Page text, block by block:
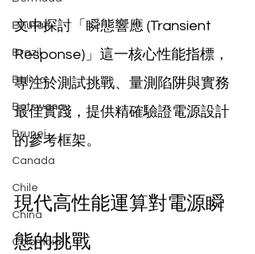
Bhutan
Brazil
Bolivia
Botswana
Brunei
Canada
Chile
China
Colombia
文中探討「瞬態響應 (Transient
Response)」這一核心性能指標，
專注於測試挑戰、量測陷阱與實務
最佳實踐，提供精確驗證電源設計
的參考框架。
現代高性能運算對電源瞬
態的挑戰